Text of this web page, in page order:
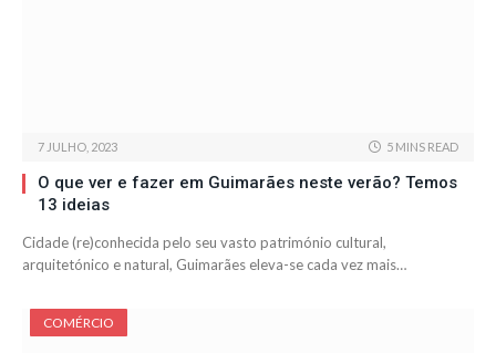
7 JULHO, 2023 5 MINS READ
O que ver e fazer em Guimarães neste verão? Temos
13 ideias
Cidade (re)conhecida pelo seu vasto património cultural,
arquitetónico e natural, Guimarães eleva-se cada vez mais…
COMÉRCIO